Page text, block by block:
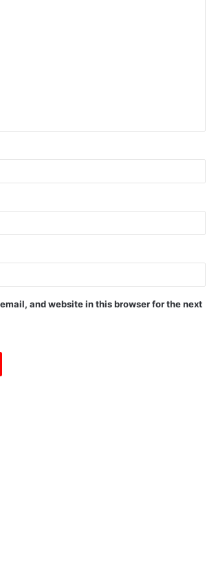
and website in this browser for the next